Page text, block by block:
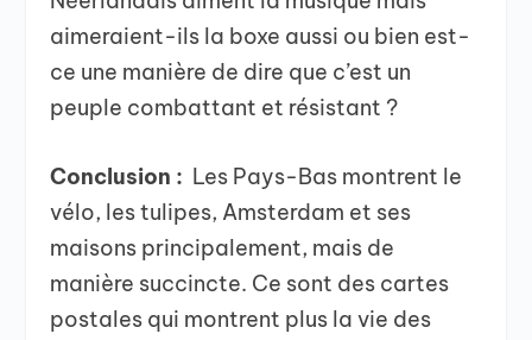
aimeraient-ils la boxe aussi ou bien est-
ce une manière de dire que c’est un
peuple combattant et résistant ?
Conclusion : Les Pays-Bas montrent le
vélo, les tulipes, Amsterdam et ses
maisons principalement, mais de
manière succincte. Ce sont des cartes
postales qui montrent plus la vie des